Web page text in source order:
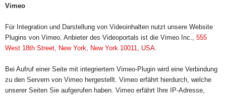
Vimeo
Für Integration und Darstellung von Videoinhalten nutzt unsere Website
Plugins von Vimeo. Anbieter des Videoportals ist die Vimeo Inc., 555
West 18th Street, New York, New York 10011, USA.
Bei Aufruf einer Seite mit integriertem Vimeo-Plugin wird eine Verbindung
zu den Servern von Vimeo hergestellt. Vimeo erfährt hierdurch, welche
unserer Seiten Sie aufgerufen haben. Vimeo erfährt Ihre IP-Adresse,